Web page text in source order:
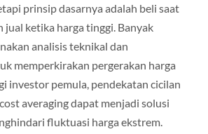
prinsip dasarnya adalah beli saat
jual ketika harga tinggi. Banyak
analisis teknikal dan
memperkirakan pergerakan harga
investor pemula, pendekatan cicilan
averaging dapat menjadi solusi
fluktuasi harga ekstrem.